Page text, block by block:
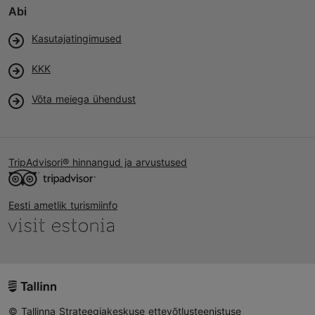
Abi
Kasutajatingimused
KKK
Võta meiega ühendust
TripAdvisori® hinnangud ja arvustused
Eesti ametlik turismiinfo
© Tallinna Strateegiakeskuse ettevõtlusteenistuse